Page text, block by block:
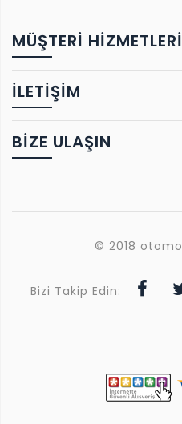
MÜŞTERİ HİZMETLERİ
İLETİŞİM
BIZE ULAŞIN
© 2018
Bizi Takip Edin: